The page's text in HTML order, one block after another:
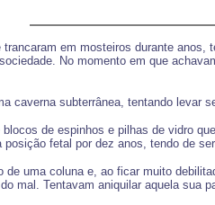
em mosteiros durante
No momento em que
caverna subterrânea, tentando levar
de espinhos e pilhas de vidro
fetal por dez anos, tendo de
uma coluna e, ao ficar muito
mal. Tentavam aniquilar aquela sua